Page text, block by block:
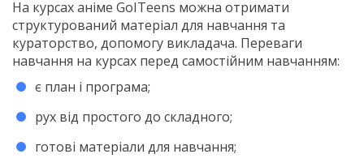
На курсах аніме GoITeens можна отримати
структурований матеріал для навчання та
кураторство, допомогу викладача. Переваги
навчання на курсах перед самостійним навчанням:
є план і програма;
рух від простого до складного;
готові матеріали для навчання;